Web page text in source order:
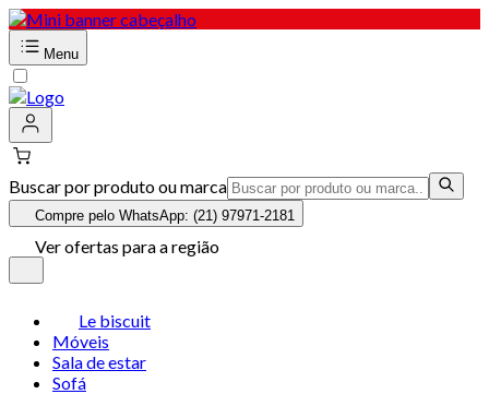
Menu
Buscar por produto ou marca
Compre pelo WhatsApp: (21) 97971-2181
Ver ofertas para a região
Le biscuit
Móveis
Sala de estar
Sofá